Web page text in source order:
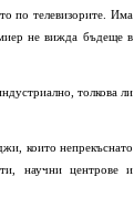
по телевизорите. Има
не вижда бъдеще в
толкова ли
които непрекъснато
научни центрове и